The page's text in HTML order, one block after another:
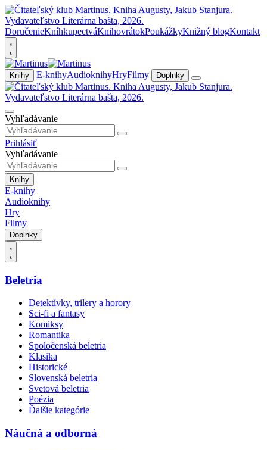
DoručenieKníhkupectváKnihovrátokPoukážkyKnižný blogKontakt
Knihy E-knihyAudioknihyHryFilmy Doplnky
Vyhľadávanie
Prihlásiť
Vyhľadávanie
Knihy
E-knihy
Audioknihy
Hry
Filmy
Doplnky
Beletria
Detektívky, trilery a horory
Sci-fi a fantasy
Komiksy
Romantika
Spoločenská beletria
Klasika
Historické
Slovenská beletria
Svetová beletria
Poézia
Ďalšie kategórie
Náučná a odborná